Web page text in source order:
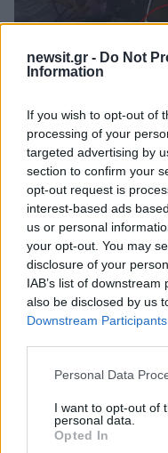
newsit.gr - Do Not
Information
If you wish to opt-out of
processing of your
targeted advertising by
section to confirm your
opt-out request is
interest-based ads
us or personal
your opt-out. You may
disclosure of your
IAB’s list of
also be disclosed by us
Downstream Participants
Please note that this
not limited to your visit
grant or deny consent
use your data for below
Personal Data
I want to opt-out of
personal data.
Opted In
Σοκαριστική
Κρήτη: Τουρίστας
πόσο να πληρώσει
ασελγήσει σε
κορίτσι - Το παιδί
αμέριμνο σε αυλή
επιχείρησης